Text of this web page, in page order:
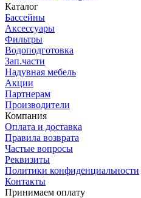
Каталог
Бассейны
Аксессуары
Фильтры
Водоподготовка
Зап.части
Надувная мебель
Акции
Партнерам
Производители
Компания
Оплата и доставка
Правила возврата
Частые вопросы
Реквизиты
Политики конфиденциальности
Контакты
Принимаем оплату